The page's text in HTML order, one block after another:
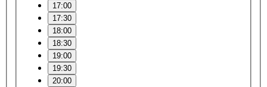
17:00
17:30
18:00
18:30
19:00
19:30
20:00